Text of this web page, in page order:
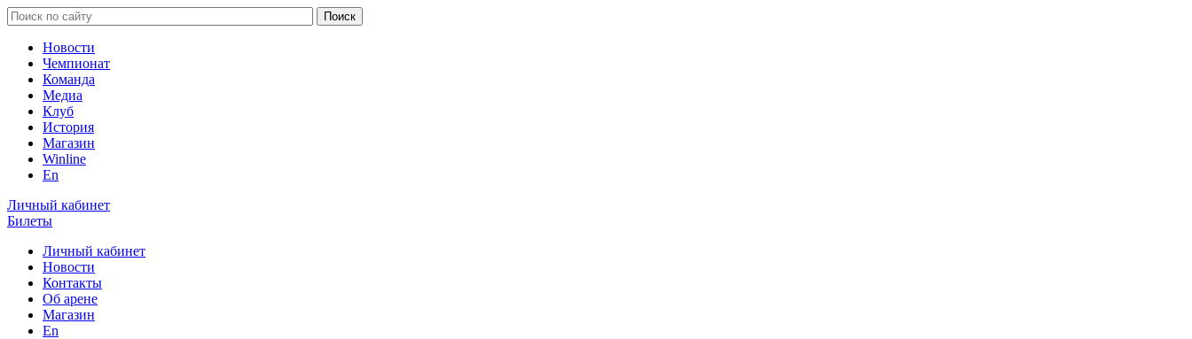
Новости
Чемпионат
Команда
Медиа
Клуб
История
Магазин
Winline
En
Личный кабинет
Билеты
Личный кабинет
Новости
Контакты
Об арене
Магазин
En